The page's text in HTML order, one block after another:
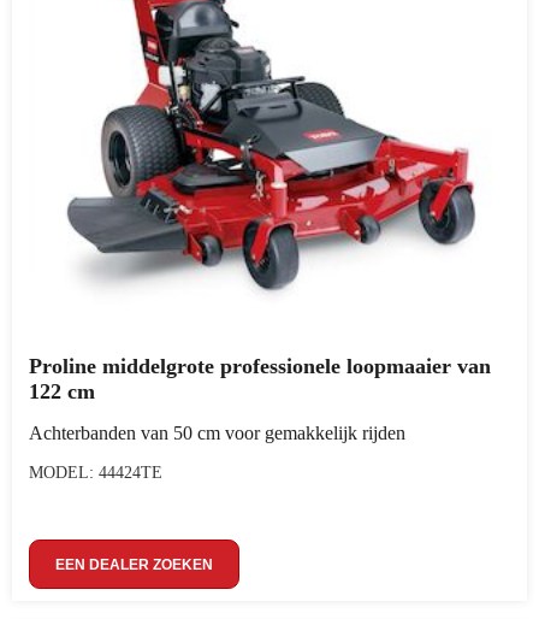
Proline middelgrote professionele loopmaaier van
122 cm
Achterbanden van 50 cm voor gemakkelijk rijden
MODEL: 44424TE
EEN DEALER ZOEKEN